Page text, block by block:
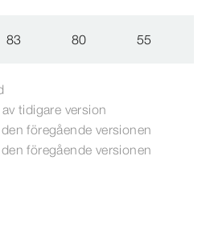
83 80 55
tidigare version
föregående versionen
föregående versionen